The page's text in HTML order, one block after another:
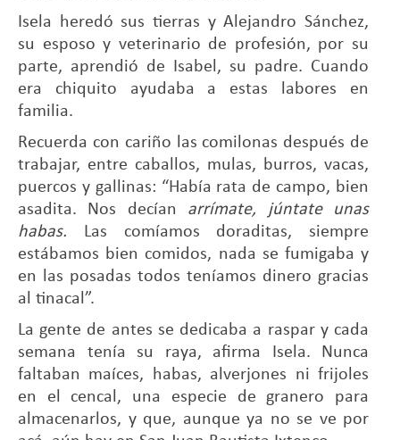
Isela heredó sus tierras y Alejandro Sánchez,
su esposo y veterinario de profesión, por su
parte, aprendió de Isabel, su padre. Cuando
era chiquito ayudaba a estas labores en
familia.
Recuerda con cariño las comilonas después de
trabajar, entre caballos, mulas, burros, vacas,
puercos y gallinas: “Había rata de campo, bien
asadita. Nos decían arrímate, júntate unas
habas.
Las comíamos doraditas, siempre
estábamos bien comidos, nada se fumigaba y
en las posadas todos teníamos dinero gracias
al tinacal”.
La gente de antes se dedicaba a raspar y cada
semana tenía su raya, afirma Isela. Nunca
faltaban maíces, habas, alverjones ni frijoles
en el cencal, una especie de granero para
almacenarlos, y que, aunque ya no se ve por